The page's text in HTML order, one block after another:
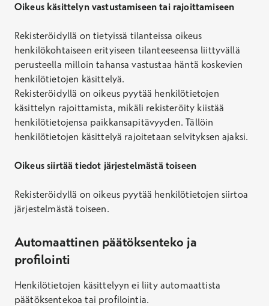
Oikeus käsittelyn vastustamiseen tai rajoittamiseen
Rekisteröidyllä on tietyissä tilanteissa oikeus
henkilökohtaiseen erityiseen tilanteeseensa liittyvällä
perusteella milloin tahansa vastustaa häntä koskevien
henkilötietojen käsittelyä.
Rekisteröidyllä on oikeus pyytää henkilötietojen
käsittelyn rajoittamista, mikäli rekisteröity kiistää
henkilötietojensa paikkansapitävyyden. Tällöin
henkilötietojen käsittelyä rajoitetaan selvityksen ajaksi.
Oikeus siirtää tiedot järjestelmästä toiseen
Rekisteröidyllä on oikeus pyytää henkilötietojen siirtoa
järjestelmästä toiseen.
Automaattinen päätöksenteko ja
profilointi
Henkilötietojen käsittelyyn ei liity automaattista
päätöksentekoa tai profilointia.